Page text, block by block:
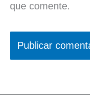
que comente.